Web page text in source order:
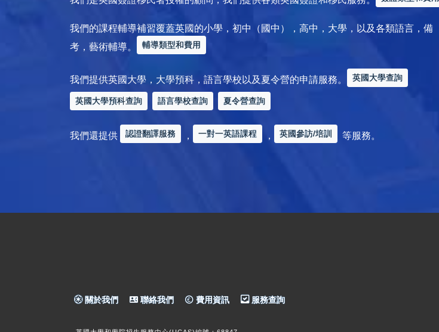
我們的課程輔導補習覆蓋英國的小學，初中（國中），高中，大學，以及各類語言，備
考，藝術輔導。
輔導類型和費用
我們提供英國大學，大學預科，語言學校以及夏令營的申請服務。 英國大學查詢
英國大學預科查詢 語言學校查詢 夏令營查詢
我們還提供 認證翻譯服務 ， 一對一英語課程 ， 英國參訪/培訓 等服務。
關於我們 聯絡我們 費用資訊 服務查詢